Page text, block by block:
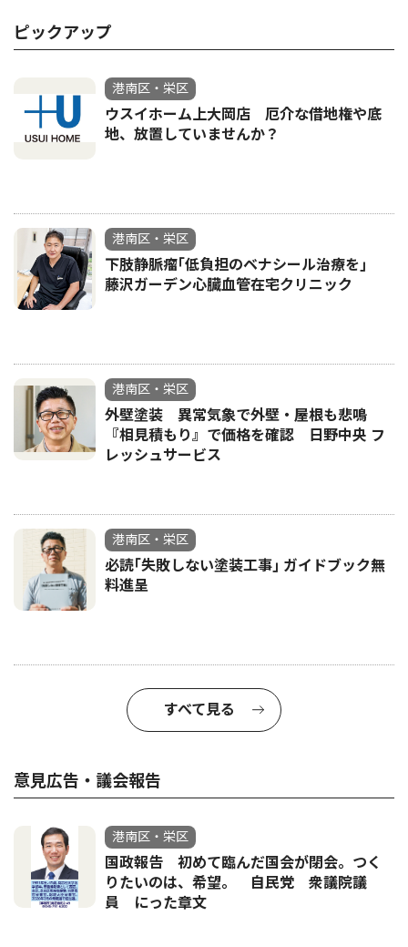
ピックアップ
港南区・栄区
ウスイホーム上大岡店 厄介な借地権や底
地、放置していませんか？
港南区・栄区
下肢静脈瘤｢低負担のベナシール治療を｣
藤沢ガーデン心臓血管在宅クリニック
港南区・栄区
外壁塗装 異常気象で外壁・屋根も悲鳴
『相見積もり』で価格を確認 日野中央 フ
レッシュサービス
港南区・栄区
必読｢失敗しない塗装工事｣ ガイドブック無
料進呈
すべて見る
意見広告・議会報告
港南区・栄区
国政報告 初めて臨んだ国会が閉会。つく
りたいのは、希望。 自民党 衆議院議
員 にった章文